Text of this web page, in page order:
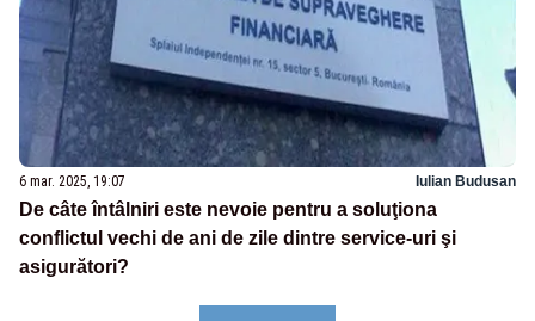
6 mar. 2025, 19:07 Iulian Budusan
De câte întâlniri este nevoie pentru a soluţiona
conflictul vechi de ani de zile dintre service-uri şi
asigurători?